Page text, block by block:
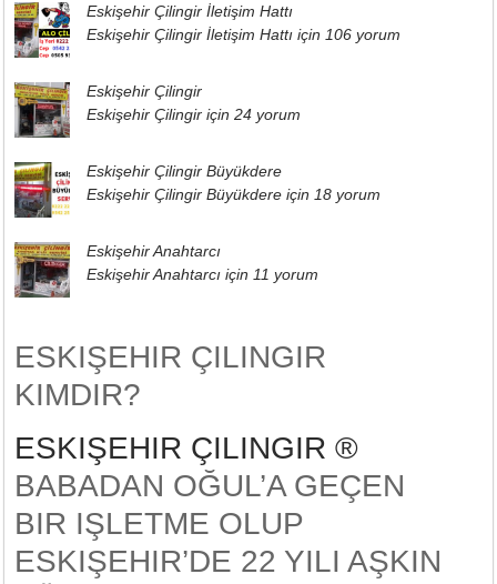
Eskişehir Çilingir İletişim Hattı
Eskişehir Çilingir İletişim Hattı için 106 yorum
Eskişehir Çilingir
Eskişehir Çilingir için 24 yorum
Eskişehir Çilingir Büyükdere
Eskişehir Çilingir Büyükdere için 18 yorum
Eskişehir Anahtarcı
Eskişehir Anahtarcı için 11 yorum
ESKIŞEHIR ÇILINGIR
KIMDIR?
ESKIŞEHIR ÇILINGIR ®
BABADAN OĞUL’A GEÇEN
BIR IŞLETME OLUP
ESKIŞEHIR’DE 22 YILI AŞKIN